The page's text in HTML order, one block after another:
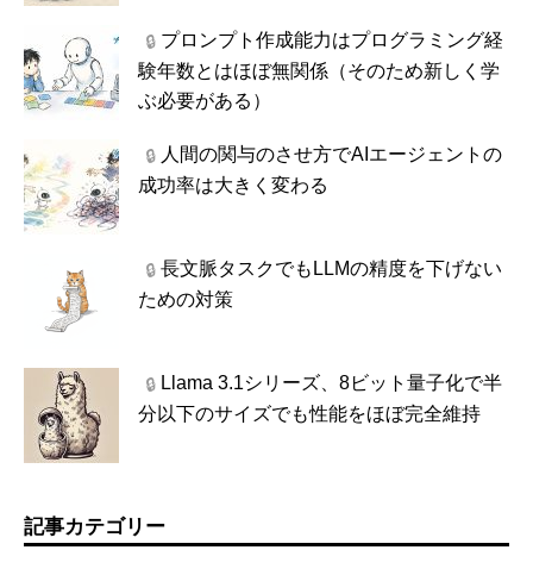
🔒プロンプト作成能力はプログラミング経
験年数とはほぼ無関係（そのため新しく学
ぶ必要がある）
🔒人間の関与のさせ方でAIエージェントの
成功率は大きく変わる
🔒長文脈タスクでもLLMの精度を下げない
ための対策
🔒Llama 3.1シリーズ、8ビット量子化で半
分以下のサイズでも性能をほぼ完全維持
記事カテゴリー